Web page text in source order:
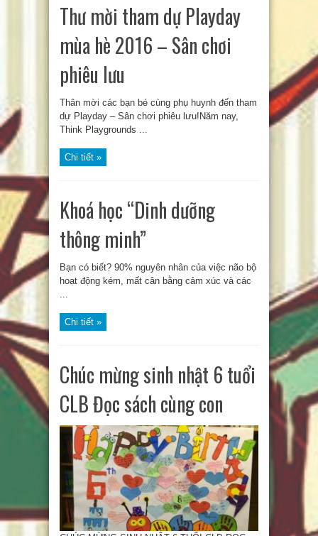
Thư mời tham dự Playday
mùa hè 2016 – Sân chơi
phiêu lưu
Thân mời các bạn bé cùng phụ huynh đến tham
dự Playday – Sân chơi phiêu lưu!Năm nay,
Think Playgrounds ...
Chi tiết »
Khoá học “Dinh dưỡng
thông minh”
Bạn có biết? 90% nguyên nhân của việc não bộ
hoạt động kém, mất cân bằng cảm xúc và các
Chi tiết »
Chúc mừng sinh nhật 6 tuổi
CLB Đọc sách cùng con